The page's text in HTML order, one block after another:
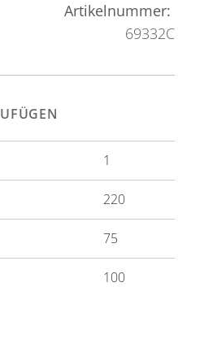
Artikelnummer
69332C
1
220
75
100